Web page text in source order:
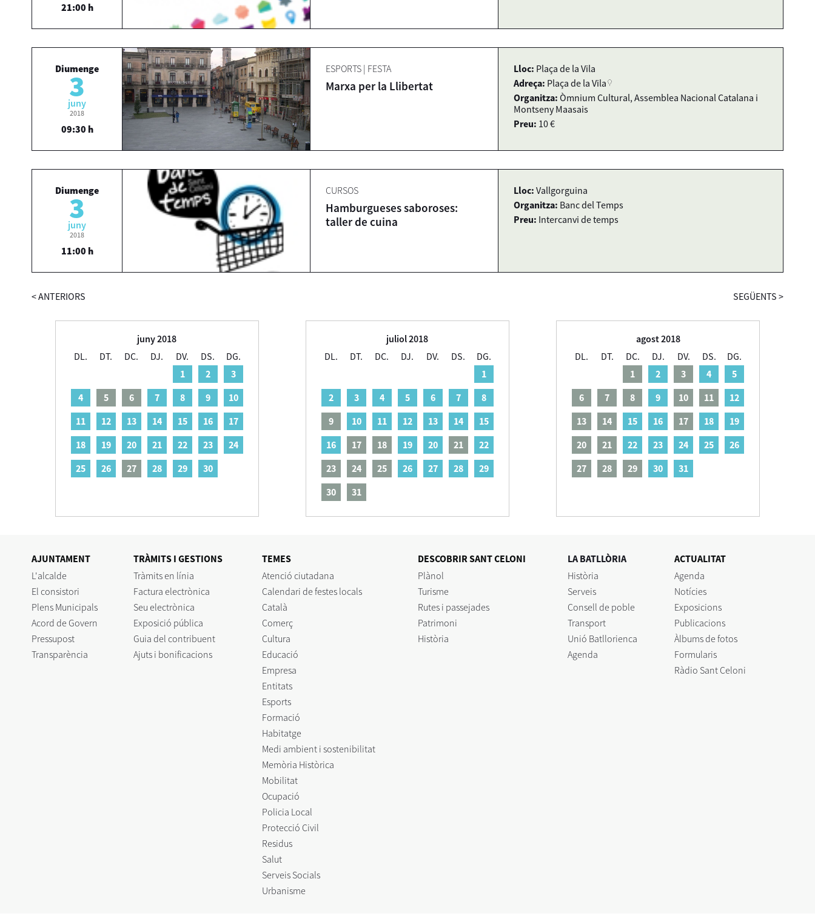
21:00 h
Diumenge
3
juny
2018
09:30 h
ESPORTS | FESTA
Marxa per la Llibertat
Lloc: Plaça de la Vila
Adreça: Plaça de la Vila
Organitza: Òmnium Cultural, Assemblea Nacional Catalana i
Montseny Maasais
Preu: 10 €
Diumenge
3
juny
2018
11:00 h
CURSOS
Hamburgueses saboroses:
taller de cuina
Lloc: Vallgorguina
Organitza: Banc del Temps
Preu: Intercanvi de temps
<ANTERIORS SEGÜENTS >
juny 2018
DL.
DT. DC. DJ. DV. DS.
DG.
1
2
3
4
5 6 7 8 9
10
11
12 13 14 15 16
17
18
19 20 21 22 23
24
25
26 27 28 29 30
juliol 2018
DL.
DT. DC. DJ. DV. DS.
DG.
1
2
3 4 5 6 7
8
9
10 11 12 13 14
15
16
17 18 19 20 21
22
23
24 25 26 27 28
29
30
31
agost 2018
DL.
DT. DC. DJ. DV. DS.
DG.
1
2 3 4
5
6
7 8 9 10 11
12
13
14 15 16 17 18
19
20
21 22 23 24 25
26
27
28 29 30 31
AJUNTAMENT
L'alcalde
El consistori
Plens Municipals
Acord de Govern
Pressupost
Transparència
TRÀMITS I GESTIONS
Tràmits en línia
Factura electrònica
Seu electrònica
Exposició pública
Guia del contribuent
Ajuts i bonificacions
TEMES
Atenció ciutadana
Calendari de festes locals
Català
Comerç
Cultura
Educació
Empresa
Entitats
Esports
Formació
Habitatge
Medi ambient i sostenibilitat
Memòria Històrica
Mobilitat
Ocupació
Policia Local
Protecció Civil
Residus
Salut
Serveis Socials
Urbanisme
DESCOBRIR SANT CELONI
Plànol
Turisme
Rutes i passejades
Patrimoni
Història
LA BATLLÒRIA
Història
Serveis
Consell de poble
Transport
Unió Batllorienca
Agenda
ACTUALITAT
Agenda
Notícies
Exposicions
Publicacions
Àlbums de fotos
Formularis
Ràdio Sant Celoni